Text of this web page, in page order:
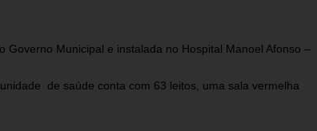
Municipal e instalada no Hospital Manoel Afonso –
de saúde conta com 63 leitos, uma sala vermelha